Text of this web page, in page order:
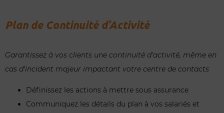
Plan de Continuité d’Activité
Garantissez à vos clients une continuité d’activité, même en
cas d’incident majeur impactant votre centre de contacts
Définissez les actions à mettre sous assurance
Communiquez les détails du plan à vos salariés et